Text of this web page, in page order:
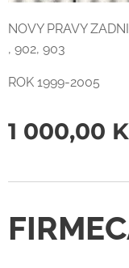
NOVY PRAVY
, 902, 903
ROK 1999-2005
1 000,00